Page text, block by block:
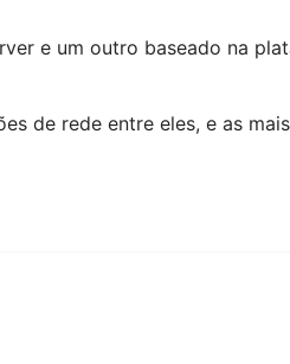
e um outro baseado na
de rede entre eles, e as